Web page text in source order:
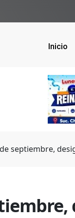
Inicio
septiembre,